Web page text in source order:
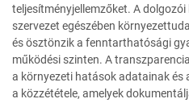
teljesítményjellemzőket. A
szervezet egészében
és ösztönzik a fenntarthatósági
működési szinten. A
a környezeti hatások adatainak
a közzététele, amelyek